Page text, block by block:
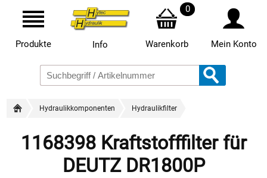
Produkte Info
0
Warenkorb Mein Konto
Hydraulikkomponenten Hydraulikfilter
1168398 Kraftstofffilter für
DEUTZ DR1800P